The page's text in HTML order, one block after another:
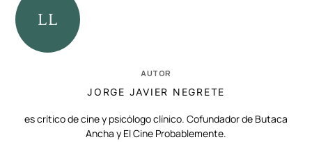
AUTOR
JORGE JAVIER NEGRETE
es crítico de cine y psicólogo clínico. Cofundador de Butaca
Ancha y El Cine Probablemente.